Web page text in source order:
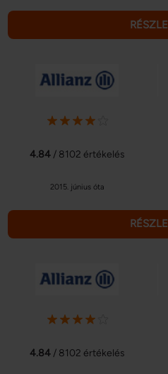
4.84 / 8102 értékelés
2015. június óta
4.84 / 8102 értékelés